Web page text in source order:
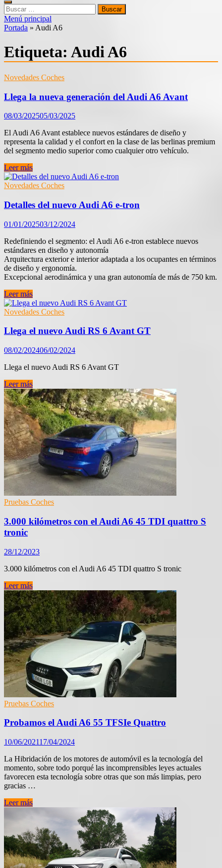
Buscar:
Menú principal
Portada » Audi A6
Etiqueta: Audi A6
Novedades Coches
Llega la nueva generación del Audi A6 Avant
08/03/202505/03/2025
El Audi A6 Avant establece nuevos estándares de diseño y
representa la calidad y el confort en la clase de las berlinas premium
del segmento medio superior como cualquier otro vehículo.
Llega
la
nueva
del
Audi
A6
Avant
Leer más
Novedades Coches
Detalles del nuevo Audi A6 e-tron
01/01/202503/12/2024
Redefiniendo el segmento: el Audi A6 e-tron establece nuevos
estándares en diseño y autonomía
Arquitectura exterior e interior adaptada a los ocupantes en términos
de diseño y ergonomía.
Excepcional aerodinámica y una gran autonomía de más de 750 km.
Detalles
del
nuevo
A6
tron
Leer más
Novedades Coches
Llega el nuevo Audi RS 6 Avant GT
08/02/202406/02/2024
Llega el nuevo Audi RS 6 Avant GT
Llega
el
nuevo
Audi
RS
6
Avant
GT
Leer más
Pruebas Coches
3.000 kilómetros con el Audi A6 45 TDI quattro S
tronic
28/12/2023
3.000 kilómetros con el Audi A6 45 TDI quattro S tronic
3.000
kilómetros
con
el
Audi
A6
45
TDI
quattro
S
tronic
Leer más
Pruebas Coches
Probamos el Audi A6 55 TFSIe Quattro
10/06/202117/04/2024
La Hibridación de los motores de automóvil es la tecnología del
momento, sobre todo porqué las incomprensibles leyes actuales
favorecen esta tecnología sobre otras que son más limpias, pero
gracias …
Probamos
Audi
55
TFSIe
Quattro
Leer más